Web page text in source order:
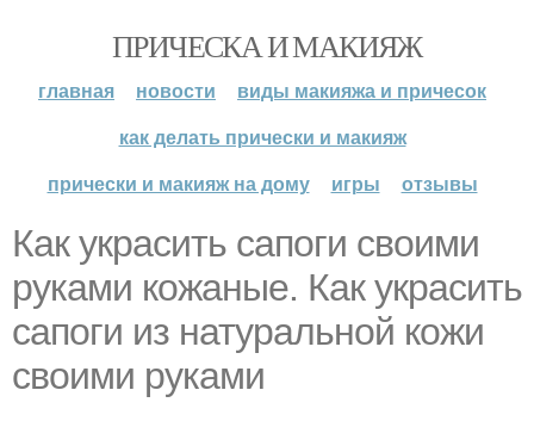
ПРИЧЕСКА И МАКИЯЖ
главная новости
виды макияжа и причесок
как делать прически и макияж
прически и макияж на дому
игры отзывы
Как украсить сапоги своими
руками кожаные. Как украсить
сапоги из натуральной кожи
своими руками